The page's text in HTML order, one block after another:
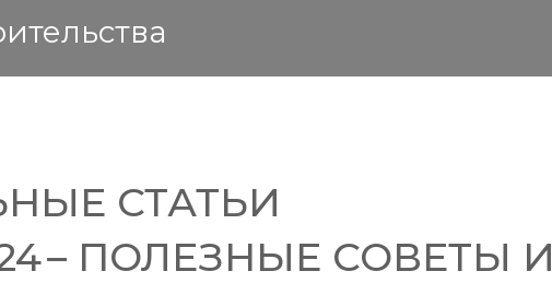
СТАТЬИ
– ПОЛЕЗНЫЕ СОВЕТЫ И